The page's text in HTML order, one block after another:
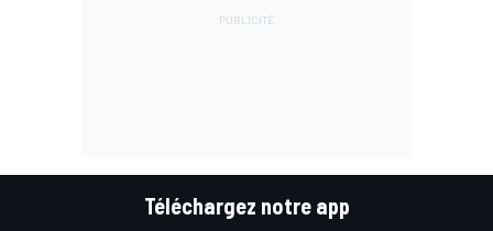
Téléchargez notre app